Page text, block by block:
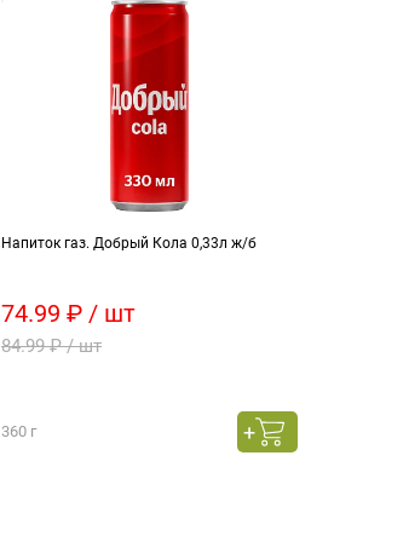
Напиток газ. Добрый Кола 0,33л ж/б
74.99 ₽ / шт
84.99 ₽ / шт
360 г